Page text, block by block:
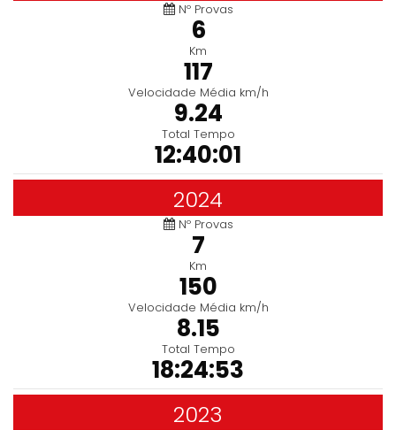
Nº Provas
6
Km
117
Velocidade Média km/h
9.24
Total Tempo
12:40:01
2024
Nº Provas
7
Km
150
Velocidade Média km/h
8.15
Total Tempo
18:24:53
2023